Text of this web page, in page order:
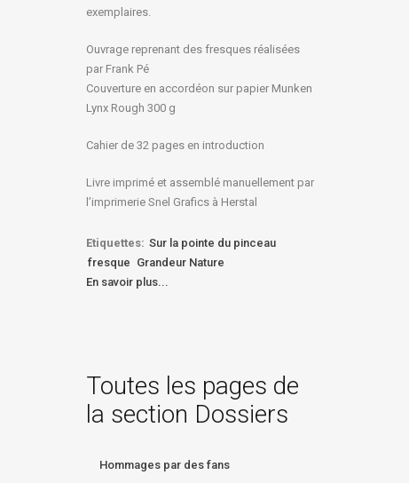
exemplaires.
Ouvrage reprenant des fresques réalisées
par Frank Pé
Couverture en accordéon sur papier Munken
Lynx Rough 300 g
Cahier de 32 pages en introduction
Livre imprimé et assemblé manuellement par
l’imprimerie Snel Grafics à Herstal
Etiquettes: Sur la pointe du pinceau
fresque Grandeur Nature
En savoir plus...
Toutes les pages de
la section Dossiers
Hommages par des fans